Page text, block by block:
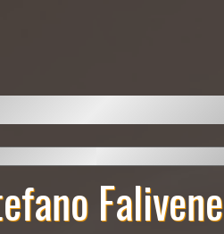
Falivene